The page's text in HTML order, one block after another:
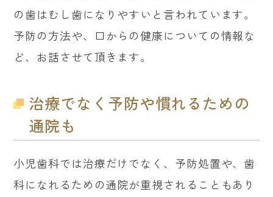
の歯はむし歯になりやすいと言われています。
予防の方法や、口からの健康についての情報な
ど、お話させて頂きます。
治療でなく予防や慣れるための
通院も
小児歯科では治療だけでなく、予防処置や、歯
科になれるための通院が重視されることもあり